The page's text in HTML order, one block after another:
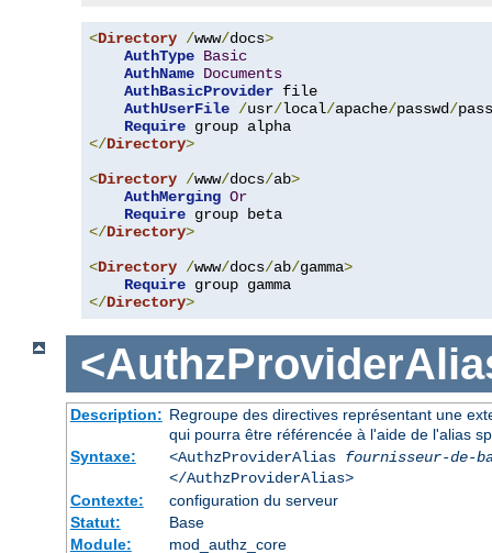
<Directory /www/docs>
AuthType Basic
AuthName Documents
AuthBasicProvider file
AuthUserFile /usr/local/apache/passwd/
Require
</Directory>
<Directory /www/docs/ab>
AuthMerging Or
Require
</Directory>
<Directory /www/docs/ab/gamma>
Require
</Directory>
Description: Regroupe des directives représentant une
qui pourra être référencée à l'aide de l'alias
Syntaxe:
<AuthzProviderAlias fournisseur-de-
</AuthzProviderAlias>
Contexte:
configuration du serveur
Statut:
Base
Module:
mod_authz_core